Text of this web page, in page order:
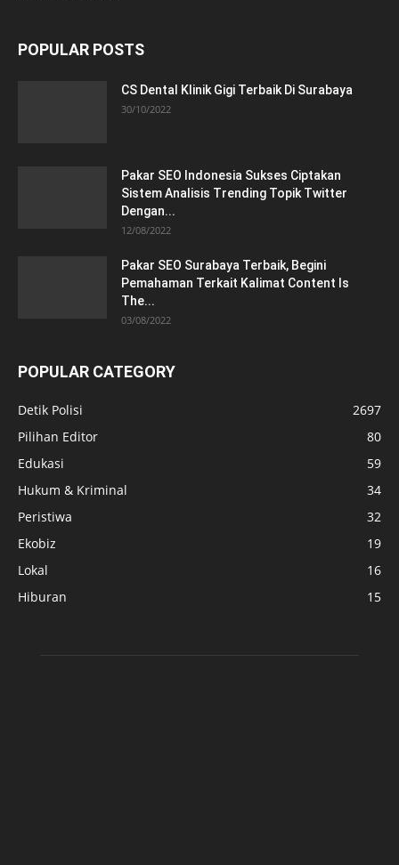
POPULAR POSTS
CS Dental Klinik Gigi Terbaik Di Surabaya
30/10/2022
Pakar SEO Indonesia Sukses Ciptakan
Sistem Analisis Trending Topik Twitter
Dengan...
12/08/2022
Pakar SEO Surabaya Terbaik, Begini
Pemahaman Terkait Kalimat Content Is
The...
03/08/2022
POPULAR CATEGORY
Detik Polisi
2697
Pilihan Editor
80
Edukasi
59
Hukum & Kriminal
34
Peristiwa
32
Ekobiz
19
Lokal
16
Hiburan
15